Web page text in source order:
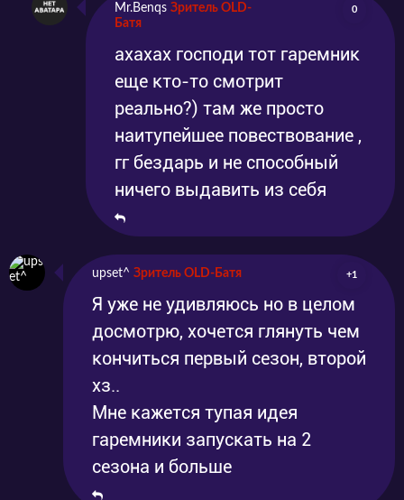
Mr.Benqs Зритель OLD-
Батя
0
ахахах господи тот гаремник
еще кто-то смотрит
реально?) там же просто
наитупейшее повествование ,
гг бездарь и не способный
ничего выдавить из себя
upset^ Зритель OLD-Батя +1
Я уже не удивляюсь но в целом
досмотрю, хочется глянуть чем
кончиться первый сезон, второй
хз..
Мне кажется тупая идея
гаремники запускать на 2
сезона и больше